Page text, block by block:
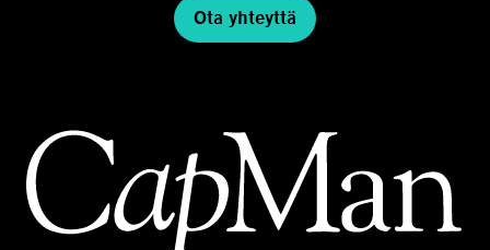
Ota yhteyttä